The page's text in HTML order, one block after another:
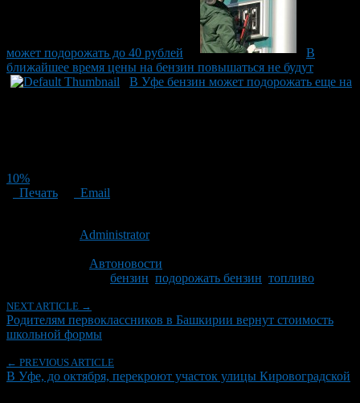
может подорожать до 40 рублей
В
ближайшее время цены на бензин повышаться не будут
В Уфе бензин может подорожать еще на
10%
Печать
Email
Administrator
Автоновости
бензин подорожать бензин топливо
NEXT ARTICLE →
Родителям первоклассников в Башкирии вернут стоимость
школьной формы
← PREVIOUS ARTICLE
В Уфе, до октября, перекроют участок улицы Кировоградской